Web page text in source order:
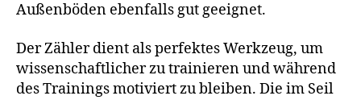
Außenböden ebenfalls gut geeignet.
Der Zähler dient als perfektes Werkzeug, um
wissenschaftlicher zu trainieren und während
des Trainings motiviert zu bleiben. Die im Seil